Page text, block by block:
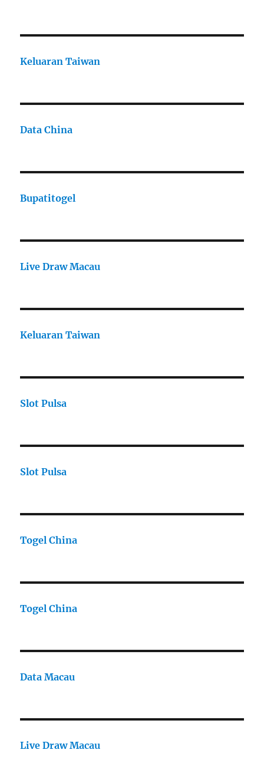
Keluaran Taiwan
Data China
Bupatitogel
Live Draw Macau
Keluaran Taiwan
Slot Pulsa
Slot Pulsa
Togel China
Togel China
Data Macau
Live Draw Macau